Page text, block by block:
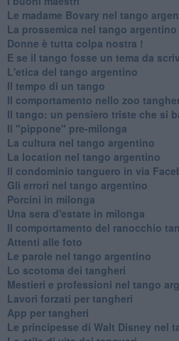
Le madame Bovary nel tango
La prossemica nel tango argentino
Donne è tutta colpa nostra !
E se il tango fosse un tema da
L'etica del tango argentino
Il tempo di un tango
Il comportamento nello zoo
Il tango: un pensiero triste che si
Il "pippone" pre-milonga
La cultura nel tango argentino
La location nel tango argentino
Il condominio tanguero in via
Gli errori nel tango argentino
Porcini in milonga
Una sera d'estate in milonga
Il comportamento del ranocchio
Attenti alle foto
Le parole nel tango argentino
Lo scotoma dei tangheri
Mestieri e professioni nel tango
Lavori forzati per tangheri
App per tangheri
Le principesse di Walt Disney nel